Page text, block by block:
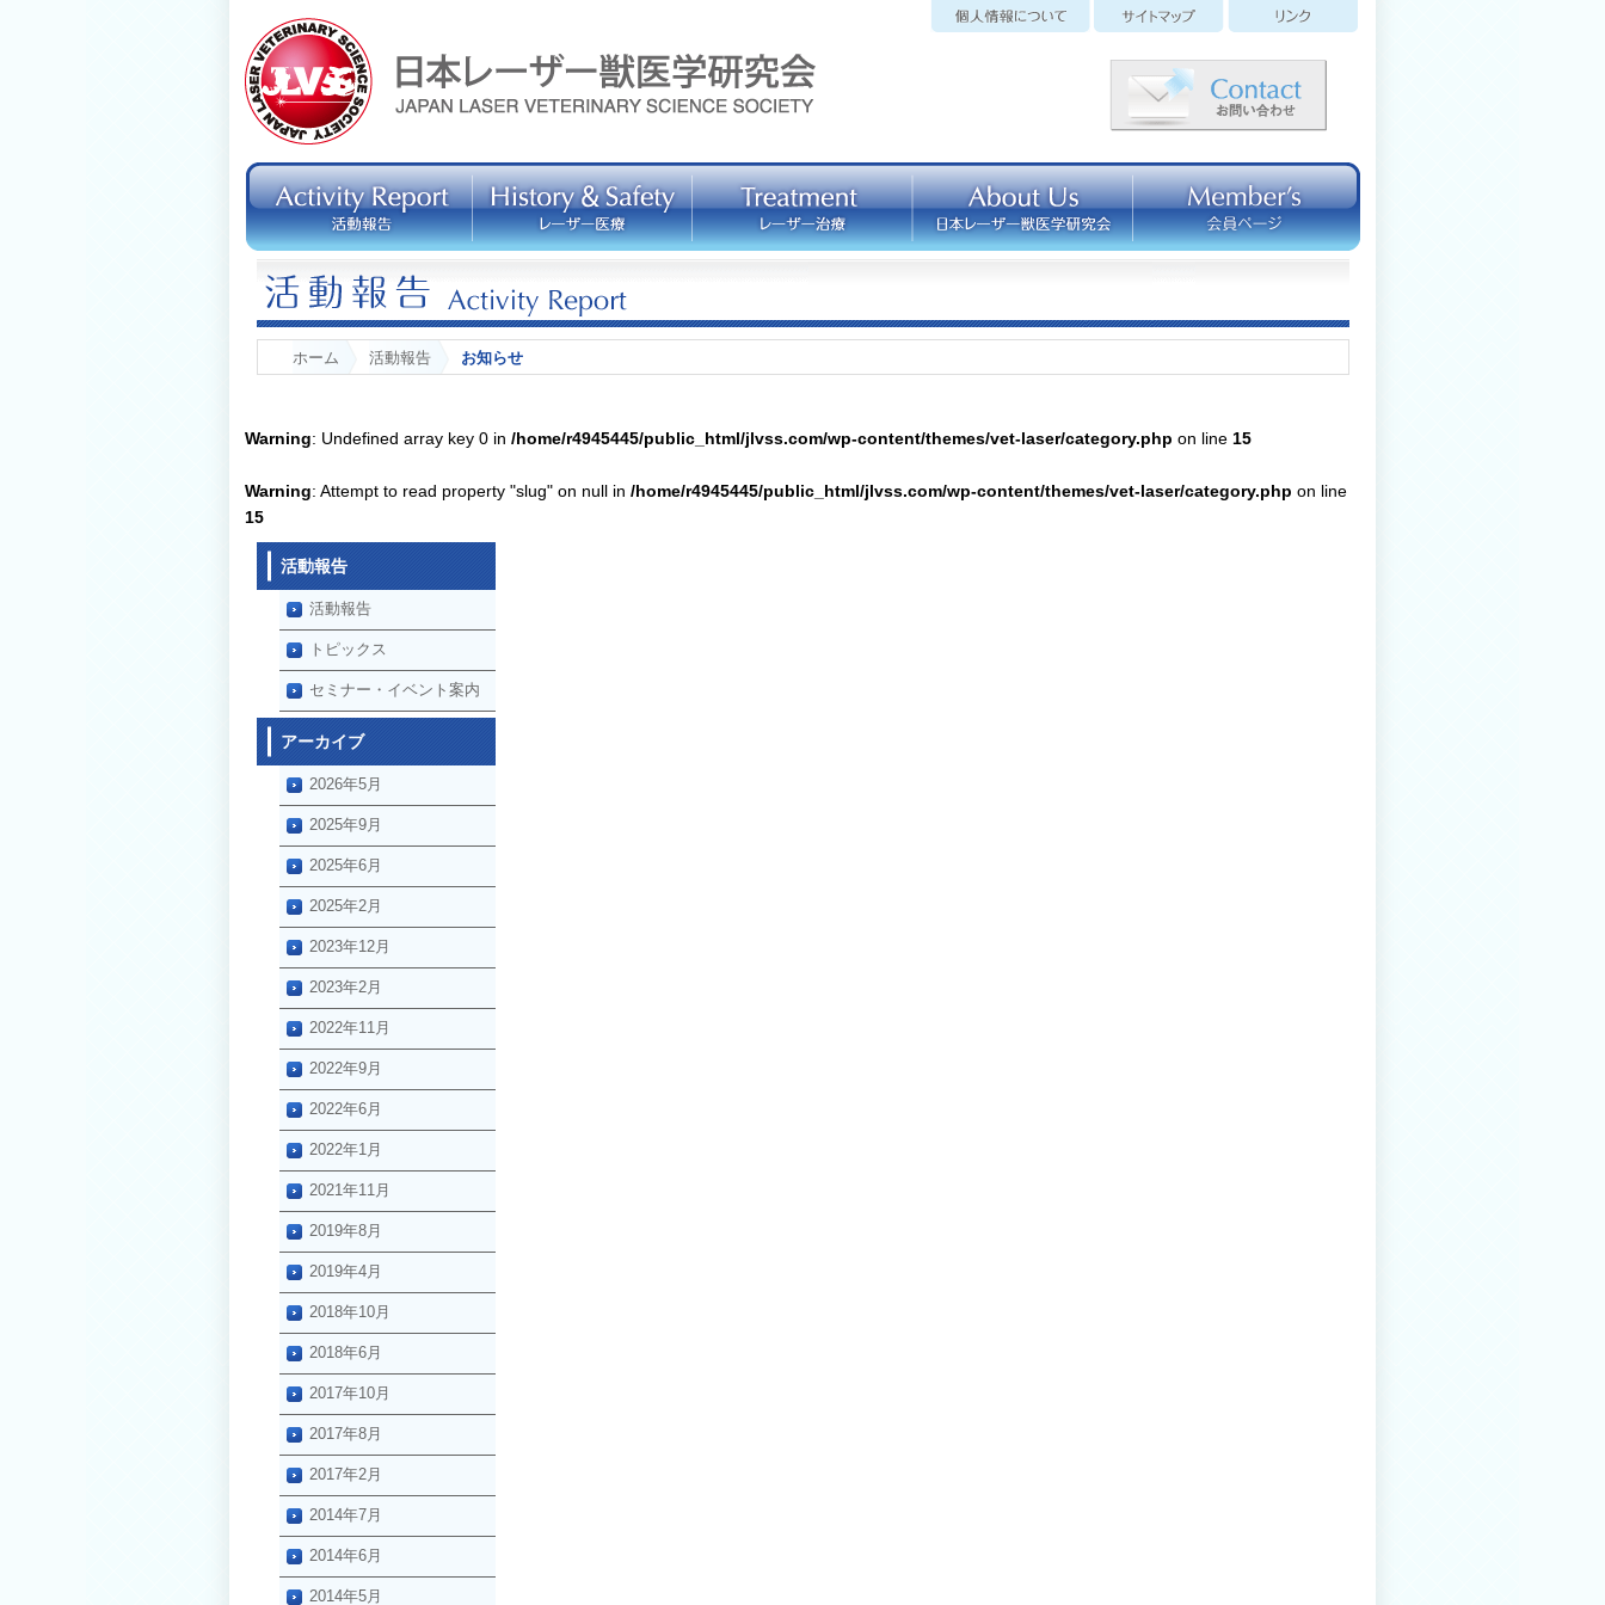
ホーム 活動報告 お知らせ
Warning: Undefined array key 0 in /home/r4945445/public_html/jlvss.com/wp-content/themes/vet-laser/category.php on line 15
Warning: Attempt to read property "slug" on null in /home/r4945445/public_html/jlvss.com/wp-content/themes/vet-laser/category.php on line
15
活動報告
活動報告
トピックス
セミナー・イベント案内
アーカイブ
2026年5月
2025年9月
2025年6月
2025年2月
2023年12月
2023年2月
2022年11月
2022年9月
2022年6月
2022年1月
2021年11月
2019年8月
2019年4月
2018年10月
2018年6月
2017年10月
2017年8月
2017年2月
2014年7月
2014年6月
2014年5月